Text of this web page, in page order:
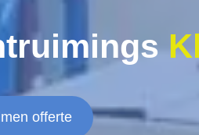
offerte